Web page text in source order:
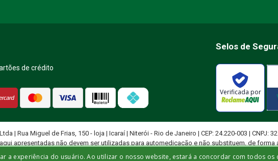
de crédito
Selos de
Verificada por
| Rua Miguel de Frias, 150 - loja | Icaraí | Niterói - Rio de Janeiro | CEP: 24.220-003 | CNPJ:
apresentadas não devem ser utilizadas para automedicação e não substituem, de
qualificado para diagnosticar problemas de saúde e prescrever
a experiência do usuário. Ao utilizar o nosso website, estará a concordar com todos os